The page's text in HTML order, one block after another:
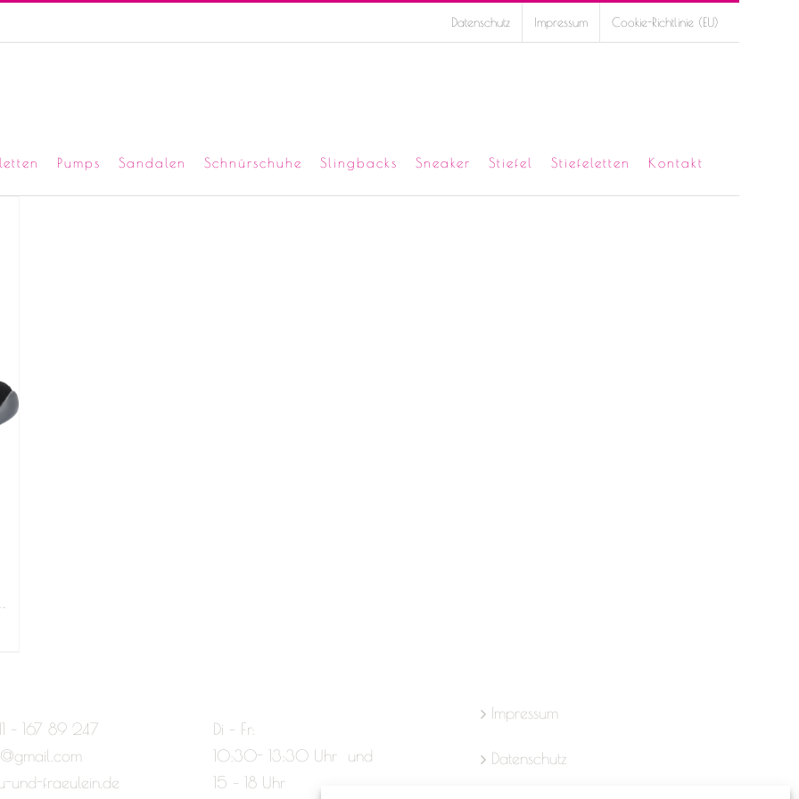
Datenschutz Impressum Cookie-Richtlinie (EU)
Pumps Sandalen Schnürschuhe Slingbacks Sneaker Stiefel Stiefeletten Kontakt
– 167 89 247
und-fraeulein.de
Di – Fr:
10:30- 13:30 Uhr und
15 – 18 Uhr
Impressum
Datenschutz